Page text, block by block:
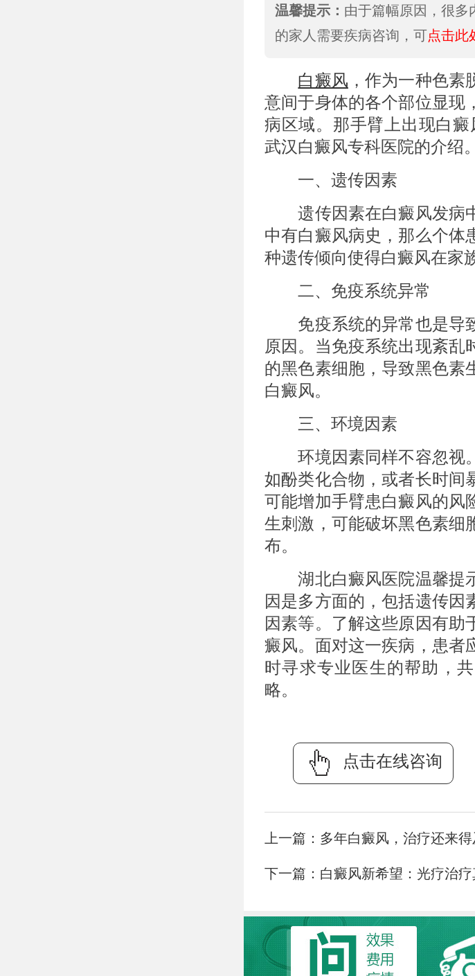
温馨提示： 由于篇幅原因，很多
的家人需要疾病咨询，可点击此
白癜风 ，作为一种色
意间于身体的各个部位显现
病区域。那手臂上出现白
武汉白癜风专科医院的介绍。
一、遗传因素
遗传因素在白癜风发病
中有白癜风病史，那么个体
种遗传倾向使得白癜风在家
二、免疫系统异常
免疫系统的异常也是导
原因。当免疫系统出现紊乱
的黑色素细胞，导致黑色素
白癜风。
三、环境因素
环境因素同样不容忽视。
如酚类化合物，或者长时间
可能增加手臂患白癜风的风
生刺激，可能破坏黑色素细
布。
湖北白癜风医院温馨提
因是多方面的，包括遗传因
因素等。了解这些原因有助
癜风。面对这一疾病，患者
时寻求专业医生的帮助，
略。
点击在线咨询
上一篇： 多年白癜风，治疗还来
下一篇： 白癜风新希望：光疗治